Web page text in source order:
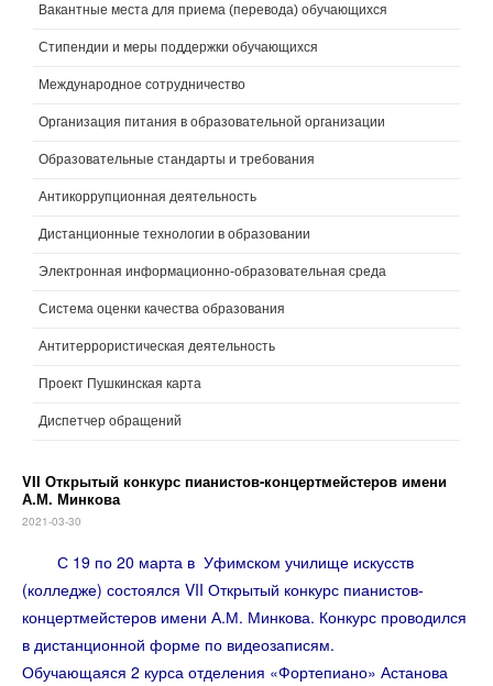
Вакантные места для приема (перевода) обучающихся
Стипендии и меры поддержки обучающихся
Международное сотрудничество
Организация питания в образовательной организации
Образовательные стандарты и требования
Антикоррупционная деятельность
Дистанционные технологии в образовании
Электронная информационно-образовательная среда
Система оценки качества образования
Антитеррористическая деятельность
Проект Пушкинская карта
Диспетчер обращений
VII Открытый конкурс пианистов-концертмейстеров имени
А.М.​ Минкова
2021-03-30
С 19 по 20 марта в ​ Уфимском училище искусств
(колледже) состоялся​ VII Открытый конкурс пианистов-
концертмейстеров имени А.М.​ Минкова. Конкурс проводился
в дистанционной форме по видеозаписям.​
Обучающаяся 2 курса отделения «Фортепиано» Астанова